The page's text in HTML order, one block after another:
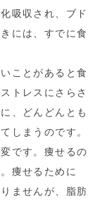
吸収され、ブド
には、すでに食
ことがあると食
トレスにさらさ
、どんどんとも
しまうのです。
です。痩せるの
痩せるために
ませんが、脂肪